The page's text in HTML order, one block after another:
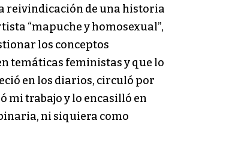
reivindicación de una historia
“mapuche y homosexual”,
los conceptos
temáticas feministas y que lo
en los diarios, circuló por
mi trabajo y lo encasilló en
ni siquiera como